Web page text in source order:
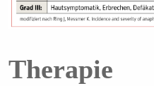
Therapie